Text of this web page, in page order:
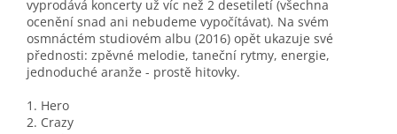
vyprodává koncerty už víc než 2 desetiletí (všechna
ocenění snad ani nebudeme vypočítávat). Na svém
osmnáctém studiovém albu (2016) opět ukazuje své
přednosti: zpěvné melodie, taneční rytmy, energie,
jednoduché aranže - prostě hitovky.
1. Hero
2. Crazy